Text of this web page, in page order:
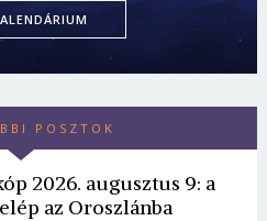
POSZTOK
2026. augusztus 9: a
az Oroszlánba